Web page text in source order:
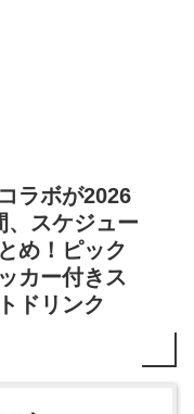
ラボが2026
、スケジュー
め！ピック
カー付きス
ドリンク